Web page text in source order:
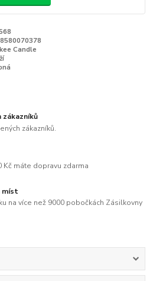
Candle
zákazníků
zákazníků.
Kč máte dopravu zdarma
míst
na více než 9000 pobočkách Zásilkovny